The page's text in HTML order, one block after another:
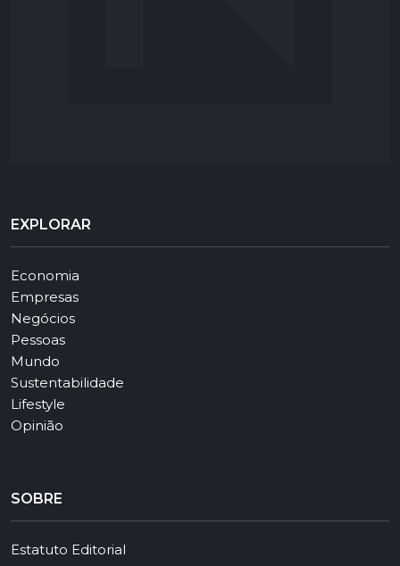
EXPLORAR
Economia
Empresas
Negócios
Pessoas
Mundo
Sustentabilidade
Lifestyle
Opinião
SOBRE
Estatuto Editorial